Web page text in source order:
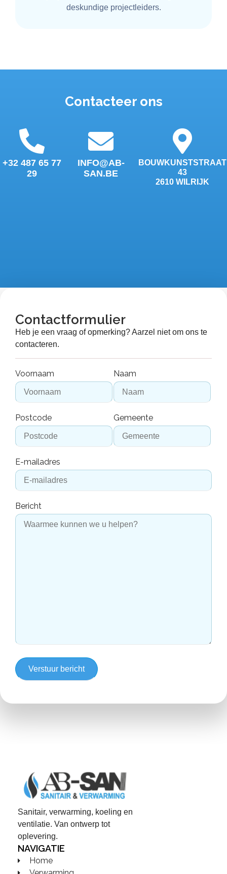
deskundige projectleiders.
Contacteer ons
+32 487 65 77
29
INFO@AB-
SAN.BE
BOUWKUNSTSTRAAT
43
2610 WILRIJK
Contactformulier
Heb je een vraag of opmerking? Aarzel niet om ons te
contacteren.
Voornaam Naam
Postcode Gemeente
E-mailadres
Bericht
Sanitair, verwarming, koeling en
ventilatie. Van ontwerp tot
oplevering.
NAVIGATIE
Home